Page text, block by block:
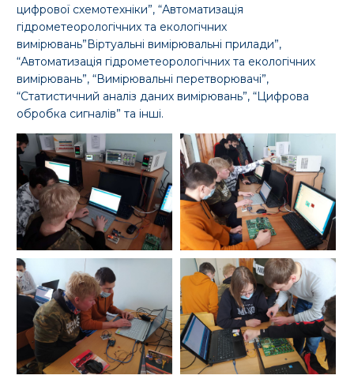
цифрової схемотехніки”, “Автоматизація
гідрометеорологічних та екологічних
вимірювань”Віртуальні вимірювальні прилади”,
“Автоматизація гідрометеорологічних та екологічних
вимірювань”, “Вимірювальні перетворювачі”,
“Статистичний аналіз даних вимірювань”, “Цифрова
обробка сигналів” та інші.